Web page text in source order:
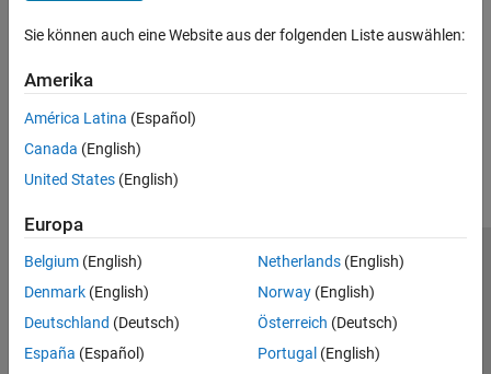
Sie können auch eine Website aus der folgenden Liste auswählen:
Amerika
América Latina (Español)
Canada (English)
United States (English)
Europa
Belgium (English)
Denmark (English)
Deutschland (Deutsch)
España (Español)
Netherlands(English)
Norway(English)
Österreich (Deutsch)
Portugal (English)
Trust Center
Datenschutz-Richtlinien
Datendiebstahl verhindern
Status von Anwendungen
© 1994-2026 The MathWorks, Inc.